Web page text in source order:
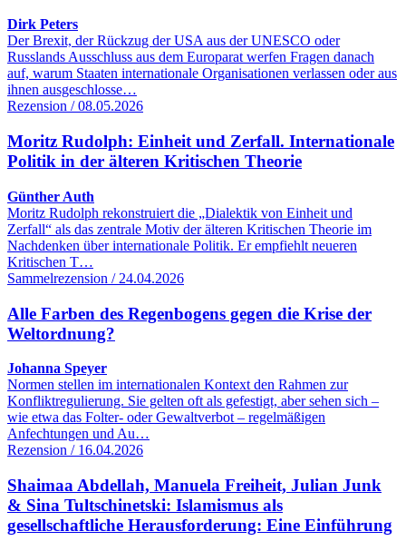
Dirk Peters
Der Brexit, der Rückzug der USA aus der UNESCO oder
Russlands Ausschluss aus dem Europarat werfen Fragen danach
auf, warum Staaten internationale Organisationen verlassen oder aus
ihnen ausgeschlosse…
Rezension / 08.05.2026
Moritz Rudolph: Einheit und Zerfall. Internationale
Politik in der älteren Kritischen Theorie
Günther Auth
Moritz Rudolph rekonstruiert die „Dialektik von Einheit und
Zerfall“ als das zentrale Motiv der älteren Kritischen Theorie im
Nachdenken über internationale Politik. Er empfiehlt neueren
Kritischen T…
Sammelrezension / 24.04.2026
Alle Farben des Regenbogens gegen die Krise der
Weltordnung?
Johanna Speyer
Normen stellen im internationalen Kontext den Rahmen zur
Konfliktregulierung. Sie gelten oft als gefestigt, aber sehen sich –
wie etwa das Folter- oder Gewaltverbot – regelmäßigen
Anfechtungen und Au…
Rezension / 16.04.2026
Shaimaa Abdellah, Manuela Freiheit, Julian Junk
& Sina Tultschinetski: Islamismus als
gesellschaftliche Herausforderung: Eine Einführung